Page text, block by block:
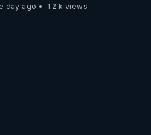
day ago
1.2 k views